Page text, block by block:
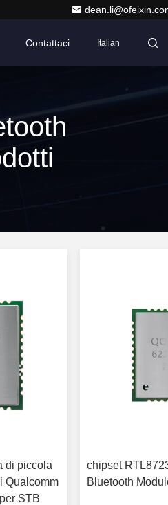
Contattaci Italian
di piccola
Qualcomm
STB
chipset
Bluetooth